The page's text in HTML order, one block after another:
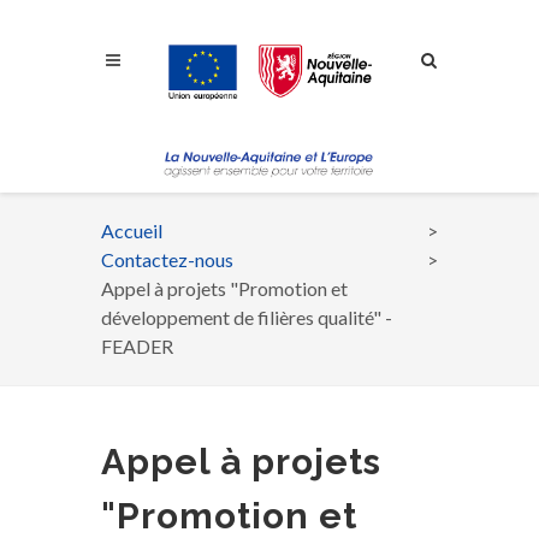
Fil
d'Ariane
Accueil
Contactez-nous
Appel à projets "Promotion et
développement de filières qualité" -
FEADER
Appel à projets
"Promotion et